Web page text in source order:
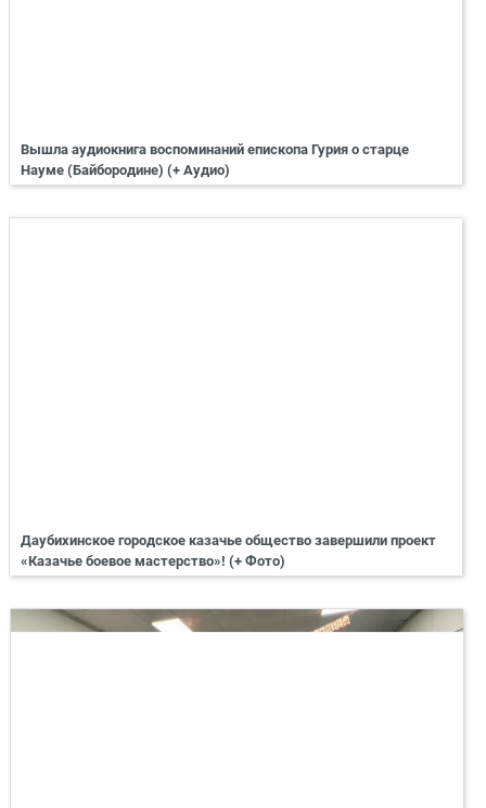
Вышла аудиокнига воспоминаний епископа Гурия о старце
Науме (Байбородине) (+ Аудио)
Даубихинское городское казачье общество завершили проект
«Казачье боевое мастерство»! (+ Фото)